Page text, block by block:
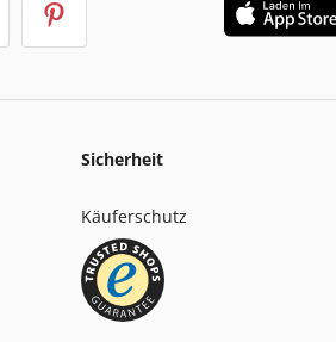
Sicherheit
Käuferschutz